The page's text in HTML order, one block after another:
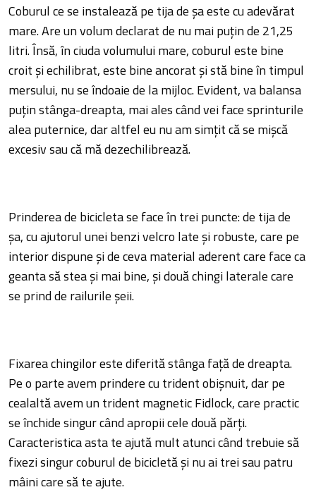
Coburul ce se instalează pe tija de șa este cu adevărat
mare. Are un volum declarat de nu mai puțin de 21,25
litri. Însă, în ciuda volumului mare, coburul este bine
croit și echilibrat, este bine ancorat și stă bine în timpul
mersului, nu se îndoaie de la mijloc. Evident, va balansa
puțin stânga-dreapta, mai ales când vei face sprinturile
alea puternice, dar altfel eu nu am simțit că se mișcă
excesiv sau că mă dezechilibrează.
Prinderea de bicicleta se face în trei puncte: de tija de
șa, cu ajutorul unei benzi velcro late și robuste, care pe
interior dispune și de ceva material aderent care face ca
geanta să stea și mai bine, și două chingi laterale care
se prind de railurile șeii.
Fixarea chingilor este diferită stânga față de dreapta.
Pe o parte avem prindere cu trident obișnuit, dar pe
cealaltă avem un trident magnetic Fidlock, care practic
se închide singur când apropii cele două părți.
Caracteristica asta te ajută mult atunci când trebuie să
fixezi singur coburul de bicicletă și nu ai trei sau patru
mâini care să te ajute.